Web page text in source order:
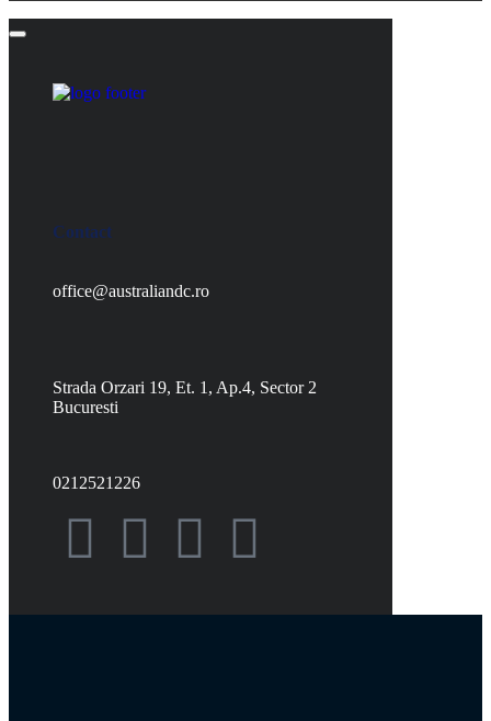
Contact
office@australiandc.ro
Strada Orzari 19, Et. 1, Ap.4, Sector 2
Bucuresti
0212521226